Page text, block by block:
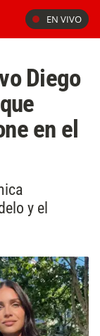
EN VIVO
Diego
en el
y el